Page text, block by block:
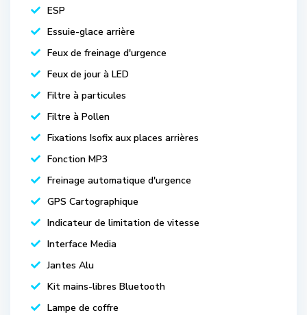
ESP
Essuie-glace arrière
Feux de freinage d'urgence
Feux de jour à LED
Filtre à particules
Filtre à Pollen
Fixations Isofix aux places arrières
Fonction MP3
Freinage automatique d'urgence
GPS Cartographique
Indicateur de limitation de vitesse
Interface Media
Jantes Alu
Kit mains-libres Bluetooth
Lampe de coffre